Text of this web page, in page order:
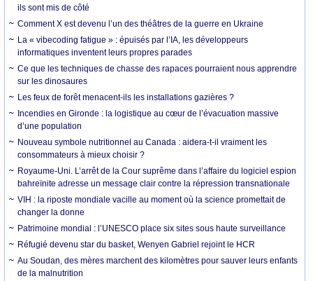
ils sont mis de côté
Comment X est devenu l’un des théâtres de la guerre en Ukraine
La « vibecoding fatigue » : épuisés par l’IA, les développeurs
informatiques inventent leurs propres parades
Ce que les techniques de chasse des rapaces pourraient nous apprendre
sur les dinosaures
Les feux de forêt menacent-ils les installations gazières ?
Incendies en Gironde : la logistique au cœur de l’évacuation massive
d’une population
Nouveau symbole nutritionnel au Canada : aidera-t-il vraiment les
consommateurs à mieux choisir ?
Royaume-Uni. L’arrêt de la Cour suprême dans l’affaire du logiciel espion
bahreïnite adresse un message clair contre la répression transnationale
VIH : la riposte mondiale vacille au moment où la science promettait de
changer la donne
Patrimoine mondial : l’UNESCO place six sites sous haute surveillance
Réfugié devenu star du basket, Wenyen Gabriel rejoint le HCR
Au Soudan, des mères marchent des kilomètres pour sauver leurs enfants
de la malnutrition